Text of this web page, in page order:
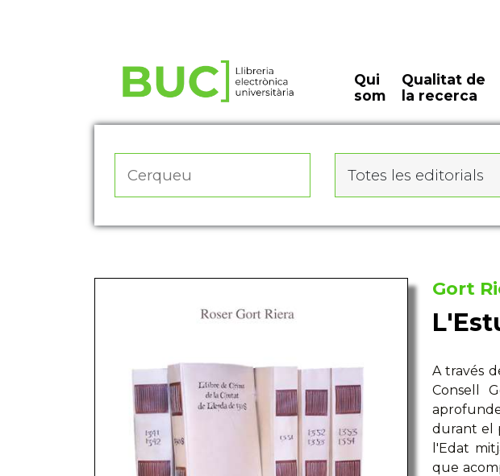
Qui
som
Qualitat de
la recerca
Totes les editorials
Gort
A través
Consell
durant el
l'Edat
que